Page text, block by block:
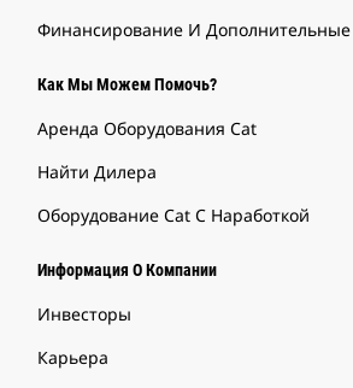
Финансирование И Дополнительные
Как Мы Можем Помочь?
Аренда Оборудования Cat
Найти Дилера
Оборудование Cat С Наработкой
Информация О Компании
Инвесторы
Карьера